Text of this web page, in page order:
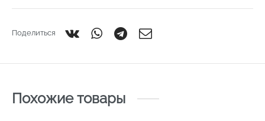
Поделиться
Похожие товары